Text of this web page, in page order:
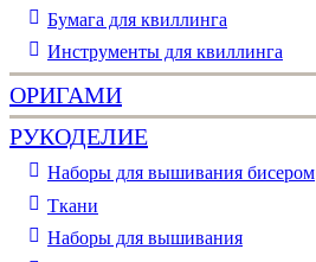
Бумага для квиллинга
Инструменты для квиллинга
ОРИГАМИ
РУКОДЕЛИЕ
Наборы для вышивания бисером
Ткани
Наборы для вышивания